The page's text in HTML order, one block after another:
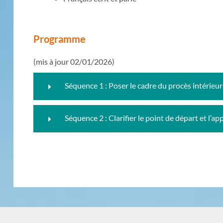
Programme
(mis à jour 02/01/2026)
Séquence 1 : Poser le cadre du procès intérieur
Séquence 2 : Clarifier le point de départ et